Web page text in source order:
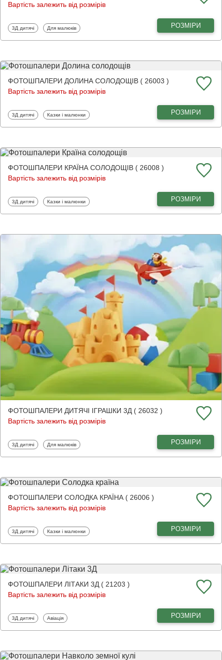
Вартість залежить від розмірів
Фотошпалери
3Д дитячі Фотошпалери
Для малюків РОЗМІРИ
ФОТОШПАЛЕРИ ДОЛИНА СОЛОДОЩІВ ( 26003 )
Вартість залежить від розмірів
Фотошпалери
3Д дитячі Фотошпалери
Казки і малюнки РОЗМІРИ
ФОТОШПАЛЕРИ КРАЇНА СОЛОДОЩІВ ( 26008 )
Вартість залежить від розмірів
Фотошпалери
3Д дитячі Фотошпалери
Казки і малюнки РОЗМІРИ
ФОТОШПАЛЕРИ ДИТЯЧІ ІГРАШКИ 3Д ( 26032 )
Вартість залежить від розмірів
Фотошпалери
3Д дитячі Фотошпалери
Для малюків РОЗМІРИ
ФОТОШПАЛЕРИ СОЛОДКА КРАЇНА ( 26006 )
Вартість залежить від розмірів
Фотошпалери
3Д дитячі Фотошпалери
Казки і малюнки РОЗМІРИ
ФОТОШПАЛЕРИ ЛІТАКИ 3Д ( 21203 )
Вартість залежить від розмірів
Фотошпалери
3Д дитячі Фотошпалери
Авіація РОЗМІРИ